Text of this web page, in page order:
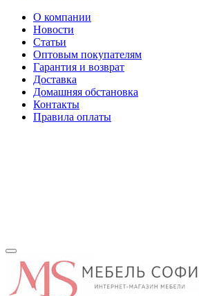
О компании
Новости
Статьи
Оптовым покупателям
Гарантия и возврат
Доставка
Домашняя обстановка
Контакты
Правила оплаты